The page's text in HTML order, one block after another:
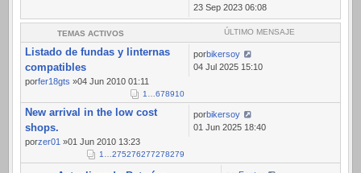
Ver
último
mensaje
23 Sep 2023 06:08
TEMAS ACTIVOS ÚLTIMO MENSAJE
Listado de fundas y linternas
compatibles
porfer18gts »04 Jun 2010 01:11
1 678910
porbikersoy
04 Jul 2025 15:10
New arrival in the low cost
shops.
porzer01 »01 Jun 2010 13:23
1 275276277278279
porbikersoy
01 Jun 2025 18:40